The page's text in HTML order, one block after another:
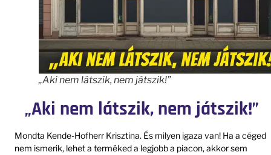
„Aki nem látszik, nem játszik!”
„Aki nem látszik, nem játszik!”
Mondta Kende-Hofherr Krisztina. És milyen igaza van! Ha a céged
nem ismerik, lehet a terméked a legjobb a piacon, akkor sem